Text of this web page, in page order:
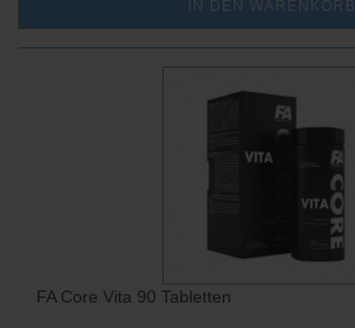
IN DEN WARENKORB
FA Core Vita 90 Tabletten